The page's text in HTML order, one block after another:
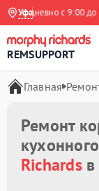
Уфа
Ежедневно с 9:00 до
REMSUPPORT
Главная
Ремонт
Richardsв